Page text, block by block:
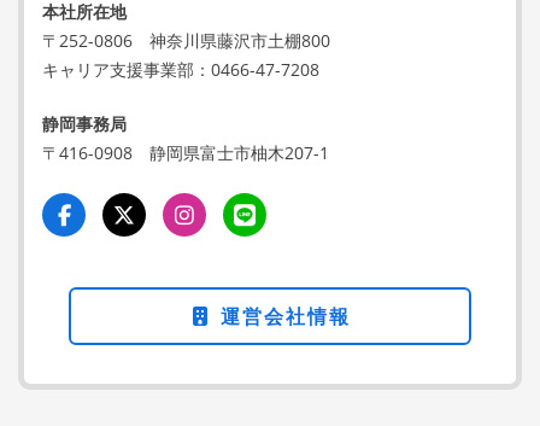
本社所在地
〒252-0806 神奈川県藤沢市土棚800
キャリア支援事業部： 0466-47-7208
静岡事務局
〒416-0908 静岡県富士市柚木207-1
運営会社情報